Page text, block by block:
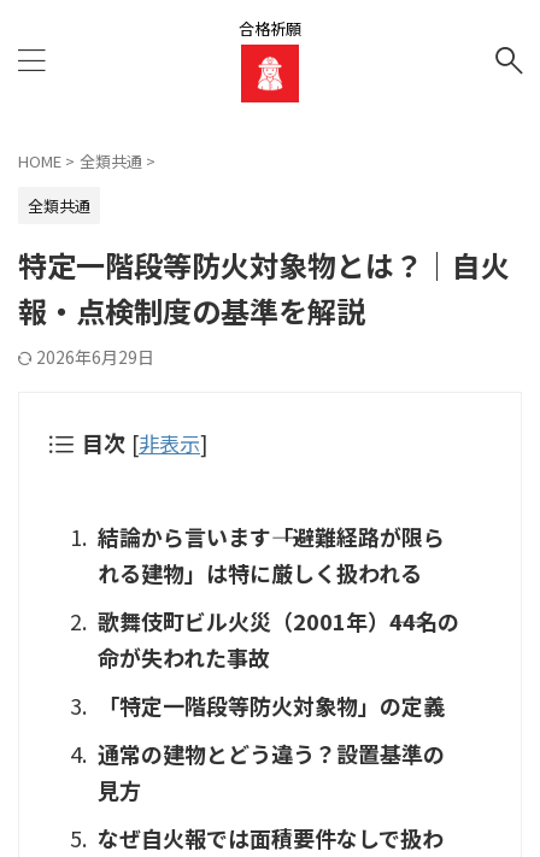
合格祈願
HOME > 全類共通 >
全類共通
特定一階段等防火対象物とは？｜自火
報・点検制度の基準を解説
2026年6月29日
目次 [非表示]
結論から言います――「避難経路が限ら
れる建物」は特に厳しく扱われる
歌舞伎町ビル火災（2001年）――44名の
命が失われた事故
「特定一階段等防火対象物」の定義
通常の建物とどう違う？設置基準の
見方
なぜ自火報では面積要件なしで扱わ